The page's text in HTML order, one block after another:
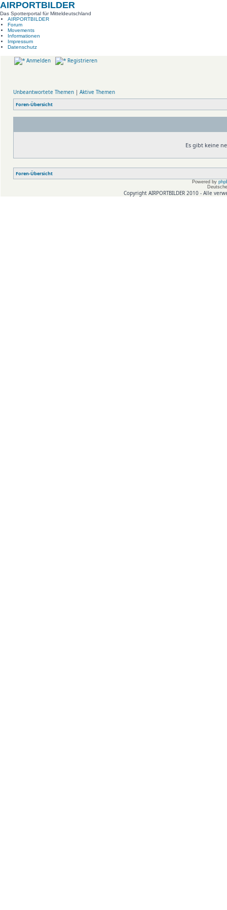
AIRPORTBILDER
Das Spotterportal für Mitteldeutschland
AIRPORTBILDER
Forum
Movements
Informationen
Impressum
Datenschutz
Anmelden Registrieren
Unbeantwortete Themen | Aktive Themen
Foren-Übersicht
Es gibt keine
Foren-Übersicht
Powered by
Copyright AIRPORTBILDER 2010 - Alle